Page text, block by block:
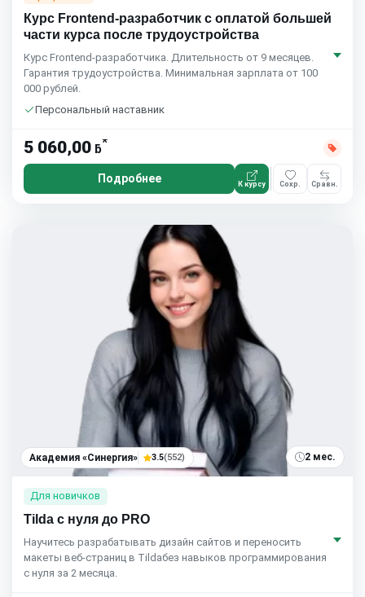
Курс Frontend-разработчик с оплатой большей
части курса после трудоустройства
Курс Frontend-разработчика. Длительность от 9 месяцев.
Гарантия трудоустройства. Минимальная зарплата от 100
000 рублей.
Персональный наставник
5 060,00 ƃ*
Подробнее К курсу Сохр. Сравн.
Академия «Синергия» 3.5(552) 2 мес.
Для новичков
Tilda с нуля до PRO
Научитесь разрабатывать дизайн сайтов и переносить
макеты веб-страниц в Tildaбез навыков программирования
с нуля за 2 месяца.